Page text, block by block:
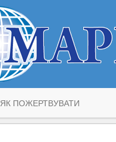
ЯК ПОЖЕРТВУВАТИ